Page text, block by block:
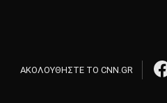
ΑΚΟΛΟΥΘΗΣΤΕ ΤΟ CNN.GR